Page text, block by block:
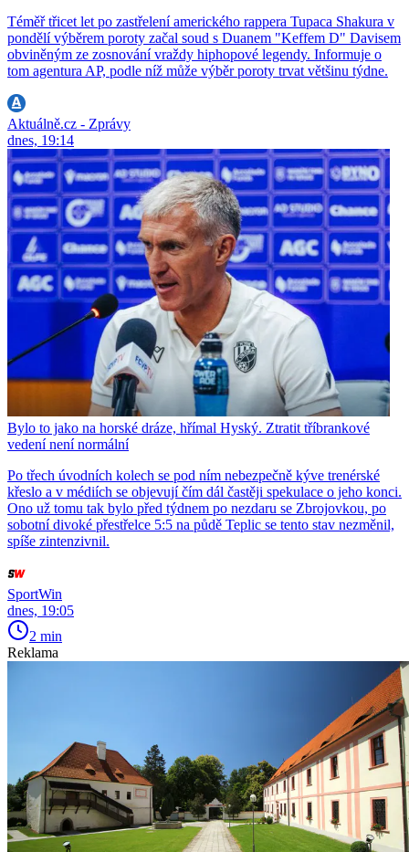
Téměř třicet let po zastřelení amerického rappera Tupaca Shakura v
pondělí výběrem poroty začal soud s Duanem "Keffem D" Davisem
obviněným ze zosnování vraždy hiphopové legendy. Informuje o
tom agentura AP, podle níž může výběr poroty trvat většinu týdne.
Aktuálně.cz - Zprávy
dnes, 19:14
Bylo to jako na horské dráze, hřímal Hyský. Ztratit tříbrankové
vedení není normální
Po třech úvodních kolech se pod ním nebezpečně kýve trenérské
křeslo a v médiích se objevují čím dál častěji spekulace o jeho konci.
Ono už tomu tak bylo před týdnem po nezdaru se Zbrojovkou, po
sobotní divoké přestřelce 5:5 na půdě Teplic se tento stav nezměnil,
spíše zintenzivnil.
SportWin
dnes, 19:05
2 min
Reklama